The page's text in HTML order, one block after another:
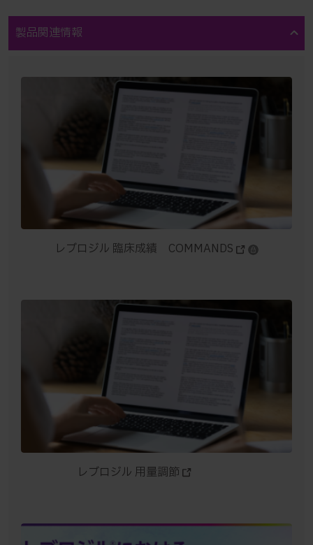
製品関連情報
レブロジル 臨床成績 COMMANDS
レブロジル 用量調節